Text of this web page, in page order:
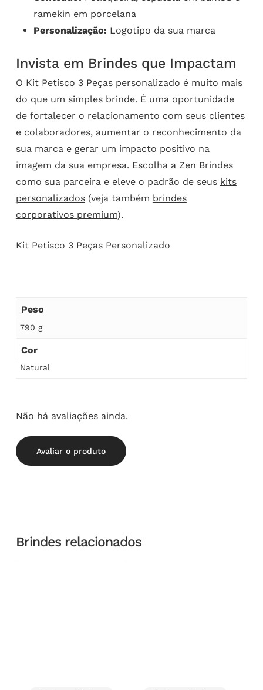
ramekin em porcelana
Personalização: Logotipo da sua marca
Invista em Brindes que Impactam
O Kit Petisco 3 Peças personalizado é muito mais
do que um simples brinde. É uma oportunidade
de fortalecer o relacionamento com seus clientes
e colaboradores, aumentar o reconhecimento da
sua marca e gerar um impacto positivo na
imagem da sua empresa. Escolha a Zen Brindes
como sua parceira e eleve o padrão de seus kits
personalizados(veja também brindes
corporativos premium).
Kit Petisco 3 Peças Personalizado
Peso
790 g
Cor
Natural
Não há avaliações ainda.
Avaliar o produto
Brindes relacionados